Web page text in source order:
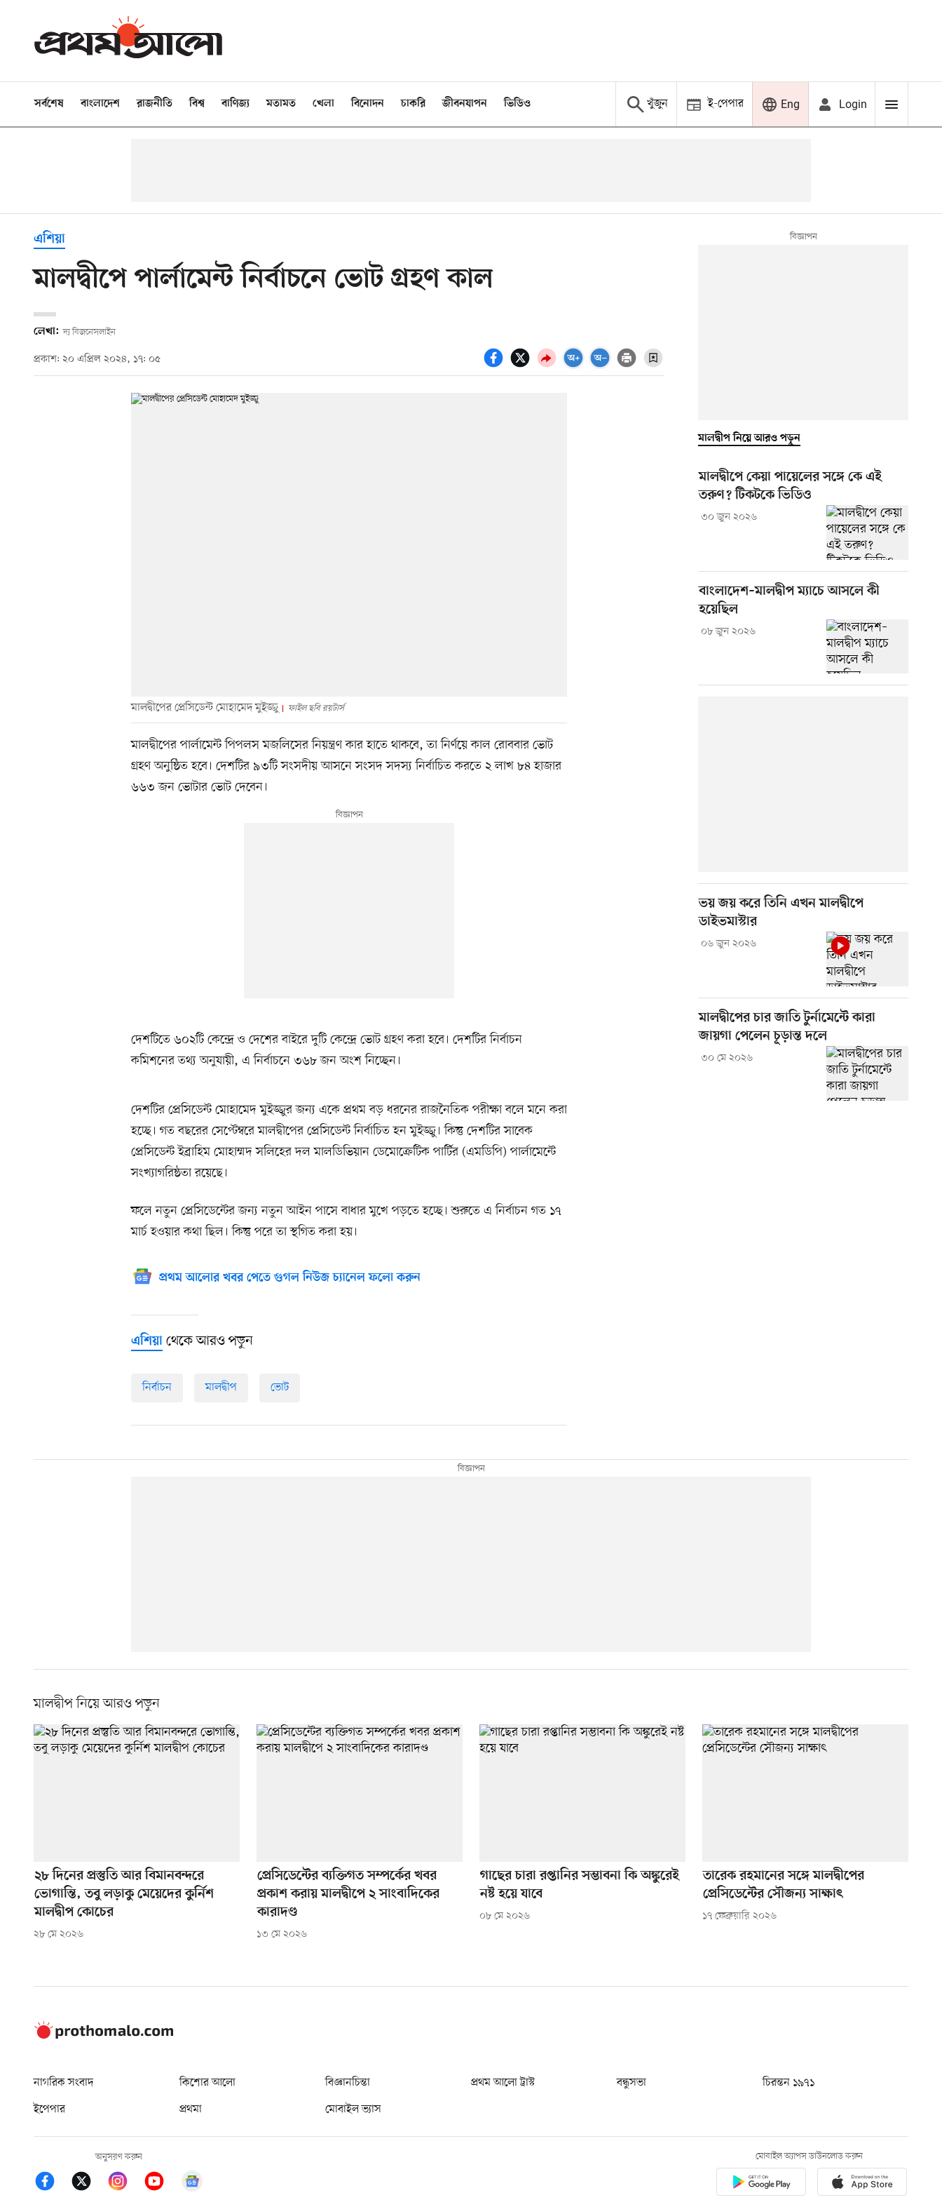
সর্বশেষ বাংলাদেশ রাজনীতি বিশ্ব বাণিজ্য মতামত খেলা বিনোদন চাকরি জীবনযাপন ভিডিও খুঁজুন ই-পেপার Eng Login
এশিয়া
মালদ্বীপে পার্লামেন্ট নির্বাচনে ভোট গ্রহণ কাল
লেখা: দ্য বিজনেসলাইন
প্রকাশ: ২০ এপ্রিল ২০২৪, ১৭: ০৫
মালদ্বীপের প্রেসিডেন্ট মোহামেদ মুইজ্জু ফাইল ছবি রয়টার্স
মালদ্বীপের পার্লামেন্ট পিপলস মজলিসের নিয়ন্ত্রণ কার হাতে থাকবে, তা নির্ণয়ে কাল রোববার ভোট
গ্রহণ অনুষ্ঠিত হবে। দেশটির ৯৩টি সংসদীয় আসনে সংসদ সদস্য নির্বাচিত করতে ২ লাখ ৮৪ হাজার
৬৬৩ জন ভোটার ভোট দেবেন।
দেশটিতে ৬০২টি কেন্দ্রে ও দেশের বাইরে দুটি কেন্দ্রে ভোট গ্রহণ করা হবে। দেশটির নির্বাচন
কমিশনের তথ্য অনুযায়ী, এ নির্বাচনে ৩৬৮ জন অংশ নিচ্ছেন।
দেশটির প্রেসিডেন্ট মোহামেদ মুইজ্জুর জন্য একে প্রথম বড় ধরনের রাজনৈতিক পরীক্ষা বলে মনে করা
হচ্ছে। গত বছরের সেপ্টেম্বরে মালদ্বীপের প্রেসিডেন্ট নির্বাচিত হন মুইজ্জু। কিন্তু দেশটির সাবেক
প্রেসিডেন্ট ইব্রাহিম মোহাম্মদ সলিহের দল মালডিভিয়ান ডেমোক্রেটিক পার্টির (এমডিপি) পার্লামেন্টে
সংখ্যাগরিষ্ঠতা রয়েছে।
ফলে নতুন প্রেসিডেন্টের জন্য নতুন আইন পাসে বাধার মুখে পড়তে হচ্ছে। শুরুতে এ নির্বাচন গত ১৭
মার্চ হওয়ার কথা ছিল। কিন্তু পরে তা স্থগিত করা হয়।
প্রথম আলোর খবর পেতে গুগল নিউজ চ্যানেল ফলো করুন
এশিয়া থেকে আরও পড়ুন
নির্বাচন মালদ্বীপ ভোট
মালদ্বীপ নিয়ে আরও পড়ুন
মালদ্বীপে কেয়া পায়েলের সঙ্গে কে এই
তরুণ? টিকটকে ভিডিও
৩০ জুন ২০২৬
বাংলাদেশ–মালদ্বীপ ম্যাচে আসলে কী
হয়েছিল
০৮ জুন ২০২৬
ভয় জয় করে তিনি এখন মালদ্বীপে
ডাইভমাস্টার
০৬ জুন ২০২৬
মালদ্বীপের চার জাতি টুর্নামেন্টে কারা
জায়গা পেলেন চূড়ান্ত দলে
৩০ মে ২০২৬
মালদ্বীপ নিয়ে আরও পড়ুন
২৮ দিনের প্রস্তুতি আর বিমানবন্দরে
ভোগান্তি, তবু লড়াকু মেয়েদের কুর্নিশ
মালদ্বীপ কোচের
২৮ মে ২০২৬
প্রেসিডেন্টের ব্যক্তিগত সম্পর্কের খবর
প্রকাশ করায় মালদ্বীপে ২ সাংবাদিকের
কারাদণ্ড
১৩ মে ২০২৬
গাছের চারা রপ্তানির সম্ভাবনা কি অঙ্কুরেই
নষ্ট হয়ে যাবে
০৮ মে ২০২৬
তারেক রহমানের সঙ্গে মালদ্বীপের
প্রেসিডেন্টের সৌজন্য সাক্ষাৎ
১৭ ফেব্রুয়ারি ২০২৬
নাগরিক সংবাদ কিশোর আলো বিজ্ঞানচিন্তা প্রথম আলো ট্রাস্ট বন্ধুসভা
চিরন্তন ১৯৭১
ইপেপার
প্রথমা মোবাইল ভ্যাস
অনুসরণ করুন মোবাইল অ্যাপস ডাউনলোড করুন